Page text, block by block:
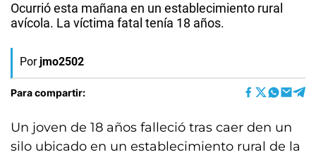
Ocurrió esta mañana en un establecimiento rural
avícola. La víctima fatal tenía 18 años.
Por jmo2502
Para compartir:
Un joven de 18 años falleció tras caer den un
silo ubicado en un establecimiento rural de la